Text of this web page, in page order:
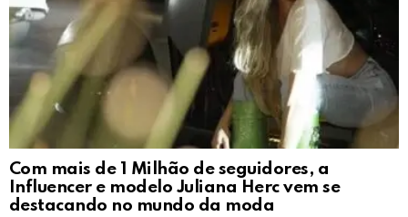
Com mais de 1 Milhão de seguidores, a
Influencer e modelo Juliana Herc vem se
destacando no mundo da moda